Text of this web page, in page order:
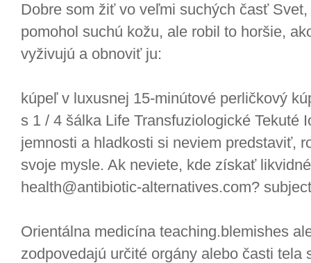
Dobre som žiť vo veľmi suchých časť
pomohol suchú kožu, ale robil to horšie,
vyživujú a obnoviť ju:
kúpeľ v luxusnej 15-minútové perličkový
s 1 / 4 šálka Life Transfuziologické Tekuté
jemnosti a hladkosti si neviem predstaviť,
svoje mysle. Ak neviete, kde získať
health@antibiotic-alternatives.com?
Orientálna medicína teaching.blemishes
zodpovedajú určité orgány alebo časti tela